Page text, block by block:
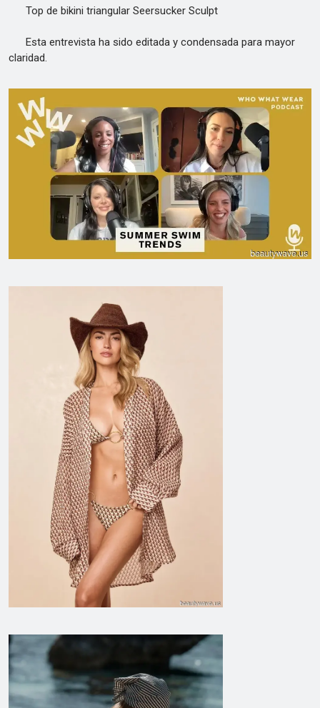
Top de bikini triangular Seersucker Sculpt
Esta entrevista ha sido editada y condensada para mayor
claridad.